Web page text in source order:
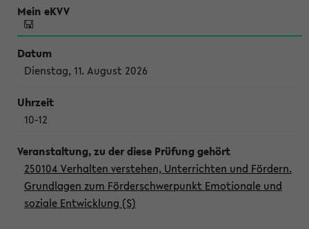
Dienstag, 11. August 2026
10-12
250104 Verhalten verstehen, Unterrichten und Fördern.
Grundlagen zum Förderschwerpunkt Emotionale und
soziale Entwicklung (S)